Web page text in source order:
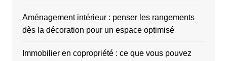
Aménagement intérieur : penser les rangements
dès la décoration pour un espace optimisé
Immobilier en copropriété : ce que vous pouvez